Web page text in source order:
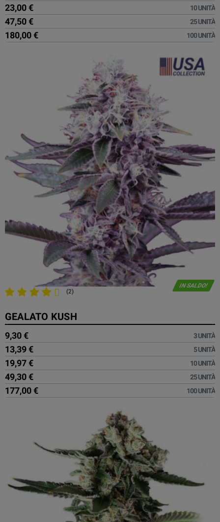
23,00 € 10 UNITÀ
47,50 € 25 UNITÀ
180,00 € 100 UNITÀ
IN SALDO!
(2)
GEALATO KUSH
9,30 € 3 UNITÀ
13,39 € 5 UNITÀ
19,97 € 10 UNITÀ
49,30 € 25 UNITÀ
177,00 € 100 UNITÀ